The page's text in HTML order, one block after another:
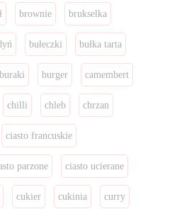
brownie brukselka
bułeczki bułka tarta
buraki burger camembert
chilli chleb chrzan
ciasto francuskie
parzone ciasto ucierane
cukier cukinia curry